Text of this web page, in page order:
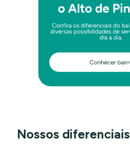
Nossos diferenciais